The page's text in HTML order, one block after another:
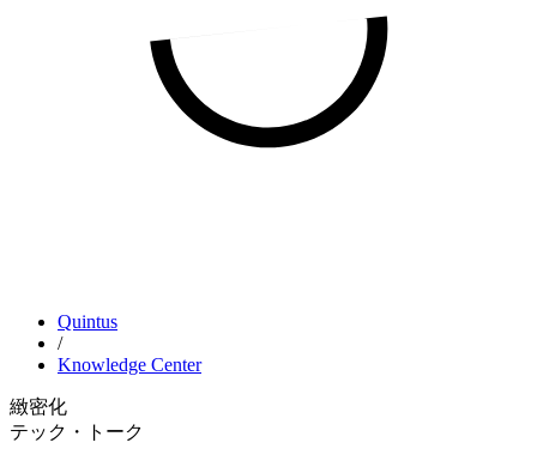
Quintus
/
Knowledge Center
緻密化
テック・トーク